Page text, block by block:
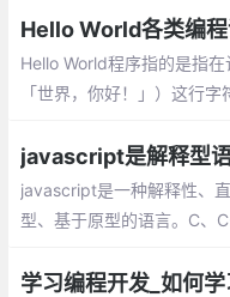
我们来看看。
Hello World各类编
Hello World程序指的是指
「世界，你好！」）这行
编写的第一个程序
javascript是解释型语
javascript是一种解释性、
型、基于原型的语言。C、